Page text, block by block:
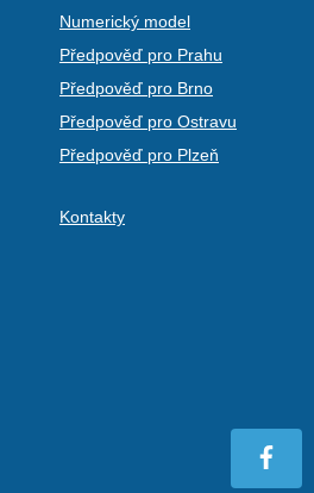
Numerický model
Předpověď pro Prahu
Předpověď pro Brno
Předpověď pro Ostravu
Předpověď pro Plzeň
Kontakty